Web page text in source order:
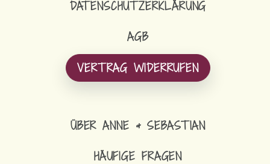
DATENSCHUTZERKLÄRUNG
AGB
VERTRAG WIDERRUFEN
ÜBER ANNE & SEBASTIAN
HÄUFIGE FRAGEN